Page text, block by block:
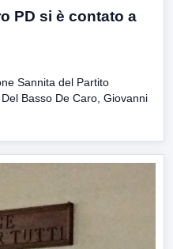
PD si è contato a
Sannita del Partito
Basso De Caro, Giovanni